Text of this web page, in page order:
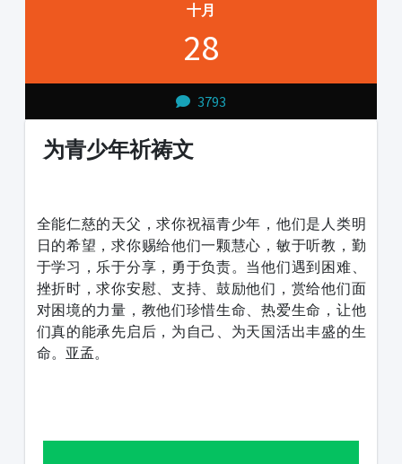
十月
28
3793
为青少年祈祷文
全能仁慈的天父，求你祝福青少年，他们是人类明
日的希望，求你赐给他们一颗慧心，敏于听教，勤
于学习，乐于分享，勇于负责。当他们遇到困难、
挫折时，求你安慰、支持、鼓励他们，赏给他们面
对困境的力量，教他们珍惜生命、热爱生命，让他
们真的能承先启后，为自己、为天国活出丰盛的生
命。亚孟。